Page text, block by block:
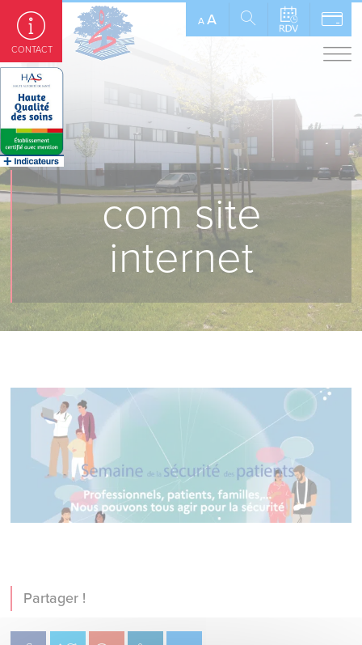
A A
com site
internet
Partager !
CONTACT
Panneau de gestion des cookies